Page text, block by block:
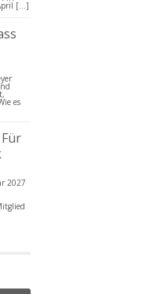
[…]
es
2027